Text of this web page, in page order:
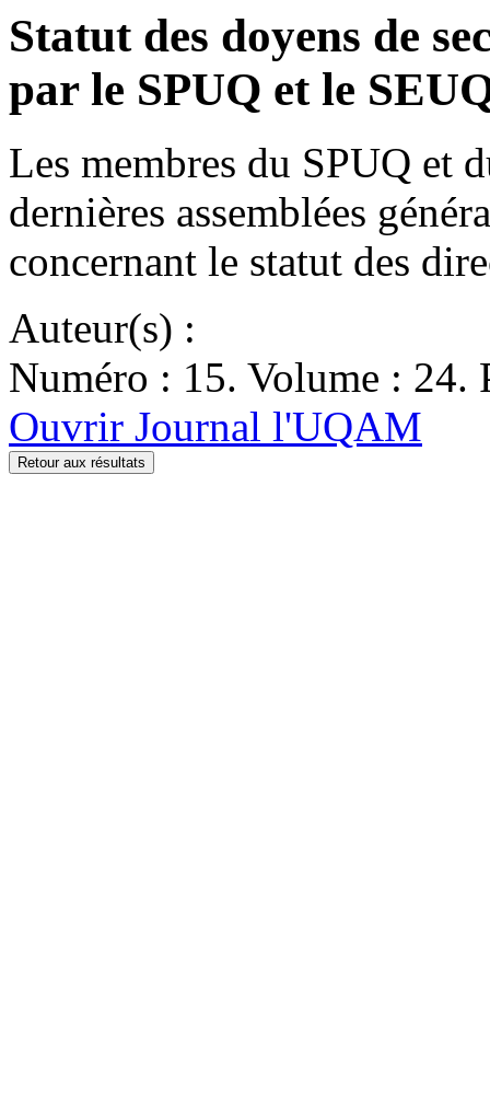
Statut des doyens de
par le SPUQ et le
Les membres du SPUQ et
dernières assemblées
concernant le statut des
Auteur(s) :
Numéro : 15. Volume : 24.
Ouvrir Journal l'UQAM
Retour aux résultats